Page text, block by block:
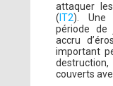
attaquer
( IT2). Une
période de
accru
important
couverts